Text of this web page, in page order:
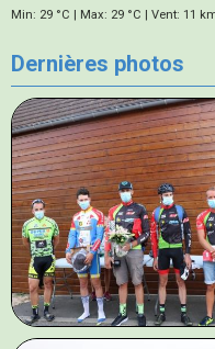
Min: 29 °C | Max: 29 °C | Vent: 11
Dernières photos